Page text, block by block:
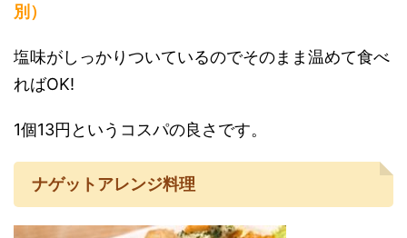
別）
塩味がしっかりついているのでそのまま温めて食べ
ればOK!
1個13円というコスパの良さです。
ナゲットアレンジ料理